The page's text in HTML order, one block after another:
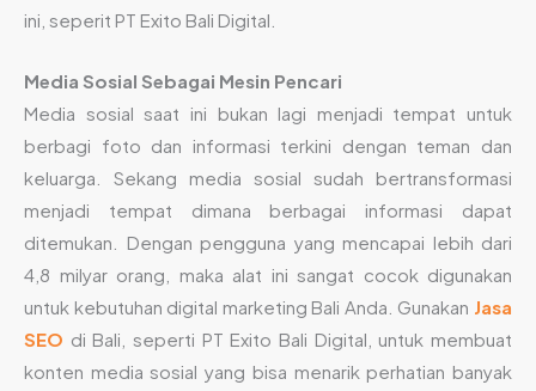
ini, seperit PT Exito Bali Digital.
Media Sosial Sebagai Mesin Pencari
Media sosial saat ini bukan lagi menjadi tempat untuk
berbagi foto dan informasi terkini dengan teman dan
keluarga. Sekang media sosial sudah bertransformasi
menjadi tempat dimana berbagai informasi dapat
ditemukan. Dengan pengguna yang mencapai lebih dari
4,8 milyar orang, maka alat ini sangat cocok digunakan
untuk kebutuhan digital marketing Bali Anda. Gunakan Jasa
SEO di Bali, seperti PT Exito Bali Digital, untuk membuat
konten media sosial yang bisa menarik perhatian banyak